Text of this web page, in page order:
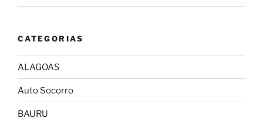
CATEGORIAS
ALAGOAS
Auto Socorro
BAURU